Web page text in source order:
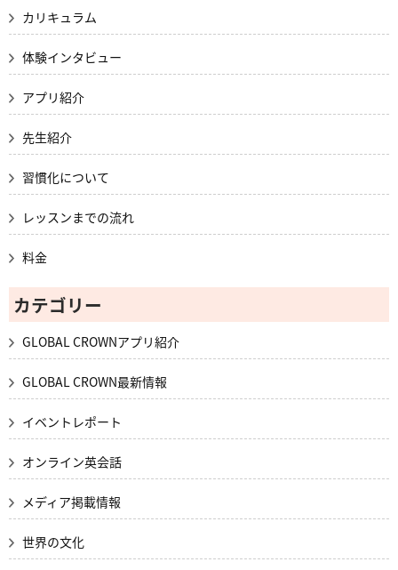
カリキュラム
体験インタビュー
アプリ紹介
先生紹介
習慣化について
レッスンまでの流れ
料金
カテゴリー
GLOBAL CROWNアプリ紹介
GLOBAL CROWN最新情報
イベントレポート
オンライン英会話
メディア掲載情報
世界の文化